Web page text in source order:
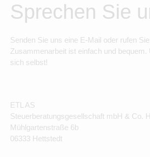
Sprechen Sie
Senden Sie uns eine E-Mail oder rufen
Zusammenarbeit ist einfach und bequem.
sich selbst!
ETL AS
Steuerberatungsgesellschaft mbH & Co.
Mühlgartenstraße 6b
06333 Hettstedt